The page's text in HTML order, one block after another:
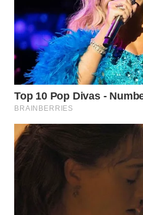
WN
KALTIM
WN
SULSEL
WN
GORONTALO